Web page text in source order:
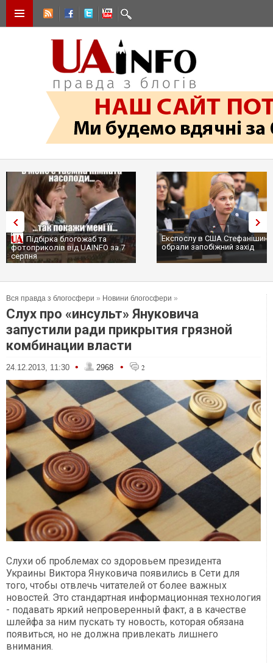
Підбірка блогожаб та
фотоприколів від UAINFO за 7
серпня
Експослу в США
обрали запобіжний захід
Вся правда з блогосфери » Новини блогосфери »
Слух про «инсульт» Януковича
запустили ради прикрытия грязной
комбинации власти
24.12.2013, 11:30 • 2968 • 2
Слухи об проблемах со здоровьем президента
Украины Виктора Януковича появились в Сети для
того, чтобы отвлечь читателей от более важных
новостей. Это стандартная информационная технология
- подавать яркий непроверенный факт, а в качестве
шлейфа за ним пускать ту новость, которая обязана
появиться, но не должна привлекать лишнего
внимания.